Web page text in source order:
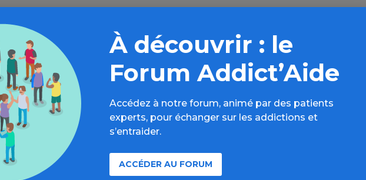
bilans somatiques parfois complexes en lien avec le mésusage de
de substances. Cela peut aller du dépistage neurocognitif chez le
au bilan virologique complexe chez le patient
aux opiacés. Enfin, les ELSA peuvent faire du conseil
dans la gestion de traitements addictologiques spécifiques, par
des situations de sevrage d’alcool ou bien de substitution aux
ces expertises sont uniques et justifient largement la spécificité
tant qu’équipes de liaison autonomes.
À découvrir : le
Forum Addict’Aide
Accédez à notre forum, animé par des patients
experts, pour échanger sur les addictions et
s’entraider.
ACCÉDER AU FORUM